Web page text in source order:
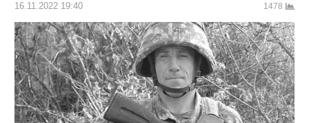
16.11.2022 19:40 1478